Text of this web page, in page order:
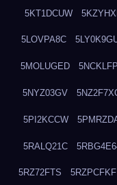
5KT1DCUW
5LOVPA8C
5MOLUGED
5NYZ03GV
5PI2KCCW
5RALQ21C
5RZ72FTS 5RZPCFKF